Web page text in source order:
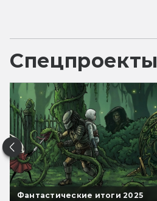
Спецпроекты
Фантастические итоги 2025